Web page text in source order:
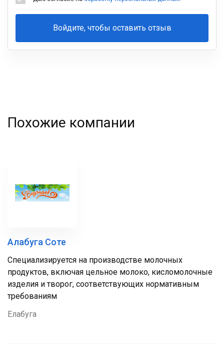
Войдите, чтобы оставить отзыв
Ваша
Похожие компании
Алабуга Соте
Специализируется на производстве молочных
продуктов, включая цельное молоко, кисломолочные
изделия и творог, соответствующих нормативным
требованиям
Елабуга